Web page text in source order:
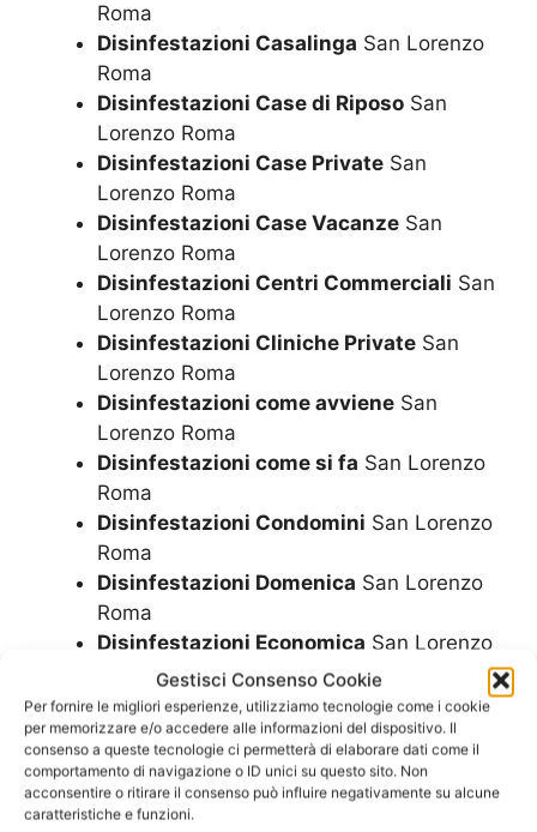
Gestisci Consenso Cookie
Per fornire le migliori esperienze, utilizziamo tecnologie come i cookie
per memorizzare e/o accedere alle informazioni del dispositivo. Il
consenso a queste tecnologie ci permetterà di elaborare dati come il
comportamento di navigazione o ID unici su questo sito. Non
acconsentire o ritirare il consenso può influire negativamente su alcune
caratteristiche e funzioni.
Roma
Disinfestazioni Casalinga San Lorenzo
Roma
Disinfestazioni Case di Riposo San
Lorenzo Roma
Disinfestazioni Case Private San
Lorenzo Roma
Disinfestazioni Case Vacanze San
Lorenzo Roma
Disinfestazioni Centri Commerciali San
Lorenzo Roma
Disinfestazioni Cliniche Private San
Lorenzo Roma
Disinfestazioni come avviene San
Lorenzo Roma
Disinfestazioni come si fa San Lorenzo
Roma
Disinfestazioni Condomini San Lorenzo
Roma
Disinfestazioni Domenica San Lorenzo
Roma
Disinfestazioni Economica San Lorenzo
Disinfestazioni EntiSan Lorenzo Roma
Disinfestazioni FestiviSan Lorenzo
Roma
Disinfestazioni FiereSan Lorenzo Roma
Disinfestazioni Garage